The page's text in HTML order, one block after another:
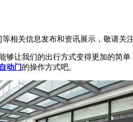
相关信息发布和资讯展示，敬请关注
够让我们的出行方式变得更加的简
动门 的操作方式吧。